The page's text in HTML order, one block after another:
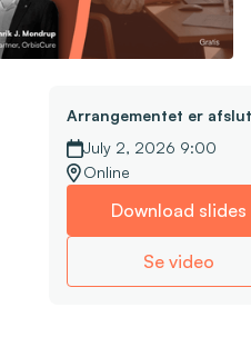
Arrangementet er
July 2, 2026 9:00
Online
Download slides
Se video